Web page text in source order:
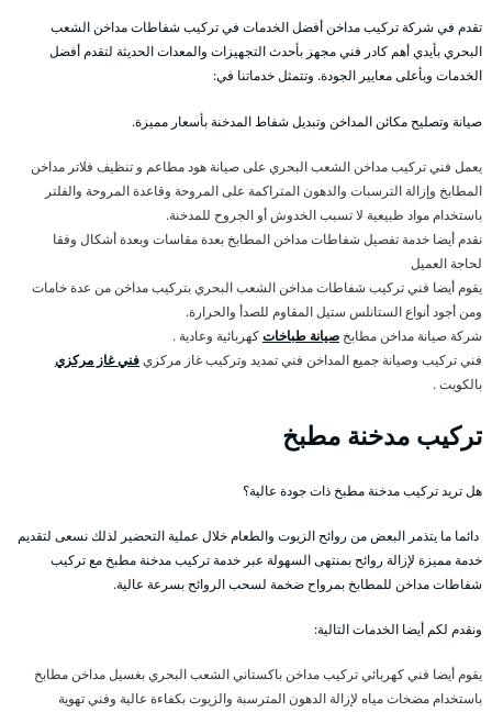
تقدم في شركة تركيب مداخن أفضل الخدمات في تركيب شفاطات مداخن الشعب
البحري بأيدي أهم كادر فني مجهز بأحدث التجهيزات والمعدات الحديثة لتقدم أفضل
الخدمات وبأعلى معايير الجودة. وتتمثل خدماتنا في:
صيانة وتصليح مكائن المداخن وتبديل شفاط المدخنة بأسعار مميزة.
يعمل فني تركيب مداخن الشعب البحري على صيانة هود مطاعم و تنظيف فلاتر مداخن
المطابخ وإزالة الترسبات والدهون المتراكمة على المروحة وقاعدة المروحة والفلتر
باستخدام مواد طبيعية لا تسبب الخدوش أو الجروح للمدخنة.
نقدم أيضا خدمة تفصيل شفاطات مداخن المطابخ بعدة مقاسات وبعدة أشكال وفقا
لحاجة العميل
يقوم أيضا فني تركيب شفاطات مداخن الشعب البحري بتركيب مداخن من عدة خامات
ومن أجود أنواع الستانلس ستيل المقاوم للصدأ والحرارة.
شركة صيانة مداخن مطابخ صيانة طباخاتكهربائية وعادية .
فني تركيب وصيانة جميع المداخن فني تمديد وتركيب غاز مركزيفني غاز مركزي
بالكويت .
تركيب مدخنة مطبخ
هل تريد تركيب مدخنة مطبخ ذات جودة عالية؟
دائما ما يتذمر البعض من روائح الزيوت والطعام خلال عملية التحضير لذلك نسعى لتقديم
خدمة مميزة لإزالة روائح بمنتهى السهولة عبر خدمة تركيب مدخنة مطبخ مع تركيب
شفاطات مداخن للمطابخ بمرواح ضخمة لسحب الروائح بسرعة عالية.
ونقدم لكم أيضا الخدمات التالية:
يقوم أيضا فني كهربائي تركيب مداخن باكستاني الشعب البحري بغسيل مداخن مطابخ
باستخدام مضخات مياه لإزالة الدهون المترسبة والزيوت بكفاءة عالية وفني تهوية